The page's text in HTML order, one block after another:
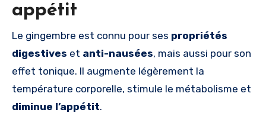
appétit
Le gingembre est connu pour ses propriétés
digestives et anti-nausées, mais aussi pour son
effet tonique. Il augmente légèrement la
température corporelle, stimule le métabolisme et
diminue l’appétit.